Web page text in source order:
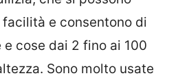
e consentono di
cose dai 2 fino ai 100
Sono molto usate